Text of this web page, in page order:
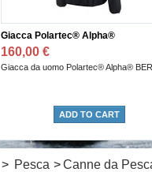
Giacca Polartec® Alpha®
160,00 €
Giacca da uomo Polartec® Alpha®
ADD TO CART
> Pesca >Canne da